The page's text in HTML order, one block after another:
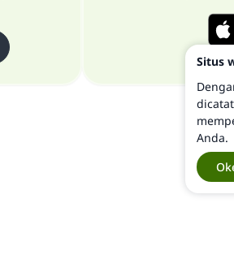
Situs
Anda.